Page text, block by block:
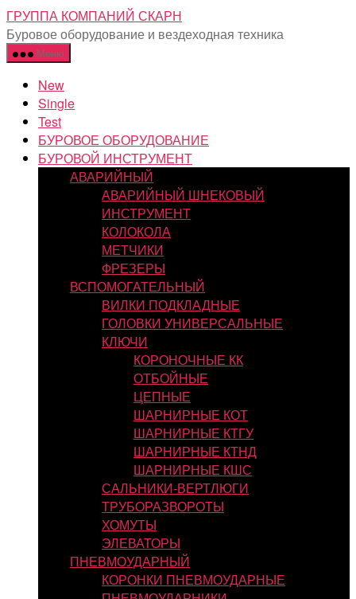
Перейти
к
содержимому
ГРУППА КОМПАНИЙ СКАРН
Буровое оборудование и вездеходная техника
Меню
New
Single
Test
БУРОВОЕ ОБОРУДОВАНИЕ
БУРОВОЙ ИНСТРУМЕНТ
АВАРИЙНЫЙ
АВАРИЙНЫЙ ШНЕКОВЫЙ
ИНСТРУМЕНТ
КОЛОКОЛА
МЕТЧИКИ
ФРЕЗЕРЫ
ВСПОМОГАТЕЛЬНЫЙ
ВИЛКИ ПОДКЛАДНЫЕ
ГОЛОВКИ УНИВЕРСАЛЬНЫЕ
КЛЮЧИ
КОРОНОЧНЫЕ КК
ОТБОЙНЫЕ
ЦЕПНЫЕ
ШАРНИРНЫЕ КОТ
ШАРНИРНЫЕ КТГУ
ШАРНИРНЫЕ КТНД
ШАРНИРНЫЕ КШС
САЛЬНИКИ-ВЕРТЛЮГИ
ТРУБОРАЗВОРОТЫ
ХОМУТЫ
ЭЛЕВАТОРЫ
ПНЕВМОУДАРНЫЙ
КОРОНКИ ПНЕВМОУДАРНЫЕ